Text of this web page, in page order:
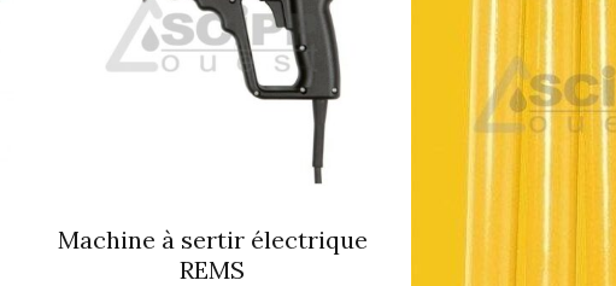
Machine à sertir électrique
REMS